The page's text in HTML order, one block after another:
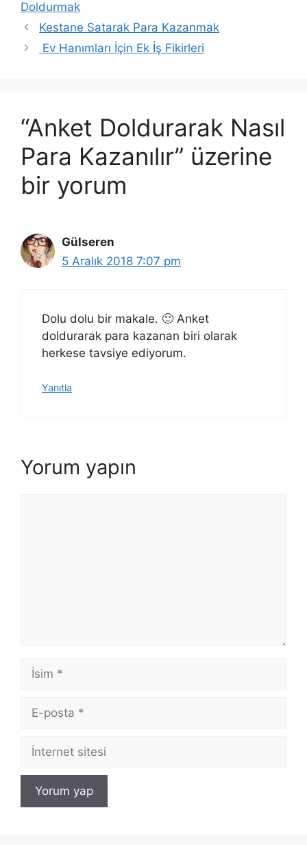
Doldurmak
Kestane Satarak Para Kazanmak
Ev Hanımları İçin Ek İş Fikirleri
“Anket Doldurarak Nasıl
Para Kazanılır” üzerine
bir yorum
Gülseren
5 Aralık 2018 7:07 pm
Dolu dolu bir makale. 🙂 Anket
doldurarak para kazanan biri olarak
herkese tavsiye ediyorum.
Yanıtla
Yorum yapın
İsim
posta
İnternet
sitesi